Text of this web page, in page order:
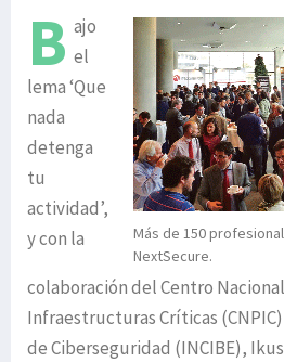
Más de 150
NextSecure.
B ajo
el
lema ‘Que
nada
detenga
tu
actividad’,
y con la
colaboración del Centro
Infraestructuras Críticas
de Ciberseguridad (INCIBE),